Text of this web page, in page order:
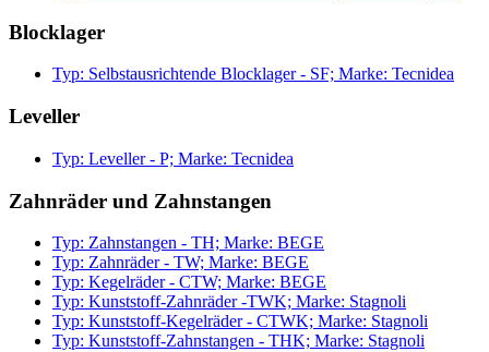
Blocklager
Typ: Selbstausrichtende Blocklager - SF; Marke: Tecnidea
Leveller
Typ: Leveller - P; Marke: Tecnidea
Zahnräder und Zahnstangen
Typ: Zahnstangen - TH; Marke: BEGE
Typ: Zahnräder - TW; Marke: BEGE
Typ: Kegelräder - CTW; Marke: BEGE
Typ: Kunststoff-Zahnräder -TWK; Marke: Stagnoli
Typ: Kunststoff-Kegelräder - CTWK; Marke: Stagnoli
Typ: Kunststoff-Zahnstangen - THK; Marke: Stagnoli